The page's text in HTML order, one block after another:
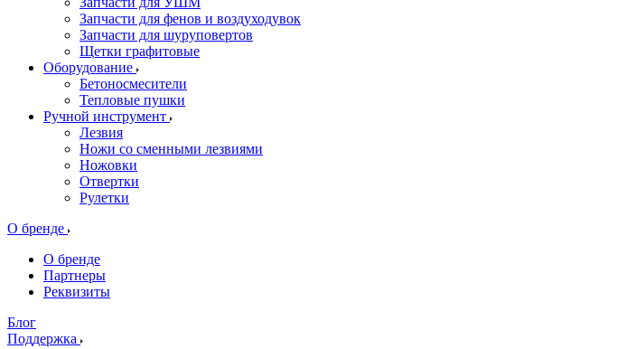
Запчасти для фенов и воздуходувок
Запчасти для шуруповертов
Щетки графитовые
Оборудование
Бетоносмесители
Тепловые пушки
Ручной инструмент
Лезвия
Ножи со сменными лезвиями
Ножовки
Отвертки
Рулетки
О бренде
О бренде
Партнеры
Реквизиты
Блог
Поддержка